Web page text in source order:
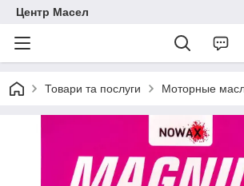
Центр Масел
Товари та послуги Моторные